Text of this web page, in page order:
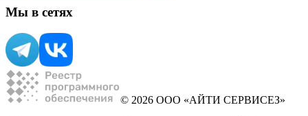
Мы в сетях
© 2026 ООО «АЙТИ СЕРВИСЕЗ»